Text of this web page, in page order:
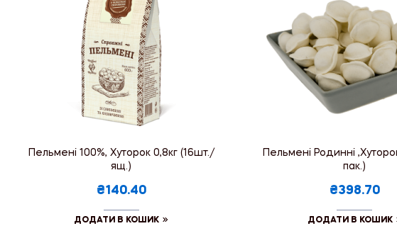
Пельмені 100%, Хуторок 0,8кг (16шт./
ящ.)
₴140.40
ДОДАТИ В КОШИК
Пельмені Родинні
пак.)
₴398.70
ДОДАТИ В КОШИК